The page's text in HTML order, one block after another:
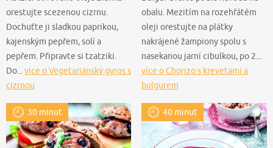
orestujte scezenou cizrnu.
Dochuťte ji sladkou paprikou,
kajenským pepřem, solí a
pepřem. Připravte si tzatziki.
Do...více o Vegetariánský gyros s
cizrnou
obalu. Mezitím na rozehřátém
oleji orestujte na plátky
nakrájené žampiony spolu s
nasekanou jarní cibulkou, po 2...
více o Chorizo s krevetami a
bulgurem
30 minut 40 minut